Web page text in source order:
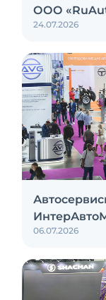
ООО
24.07.2026
06.07.2026